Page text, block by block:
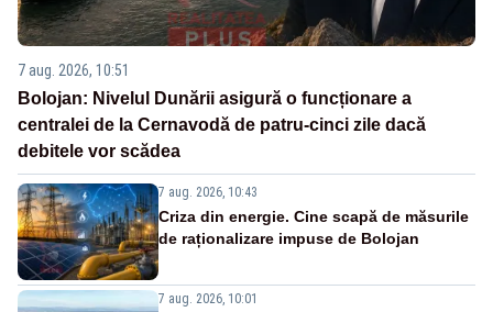
7 aug. 2026, 10:51
Bolojan: Nivelul Dunării asigură o funcționare a
centralei de la Cernavodă de patru-cinci zile dacă
debitele vor scădea
7 aug. 2026, 10:43
Criza din energie. Cine scapă de măsurile
de raționalizare impuse de Bolojan
7 aug. 2026, 10:01